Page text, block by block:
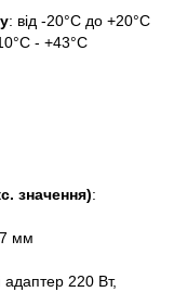
: від -20°C до +20°C
- +43°C
значення):
мм
220 Вт,